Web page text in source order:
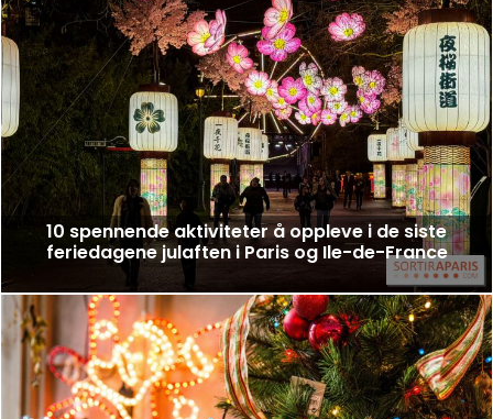
10 spennende aktiviteter å oppleve i de siste
feriedagene julaften i Paris og Ile-de-France